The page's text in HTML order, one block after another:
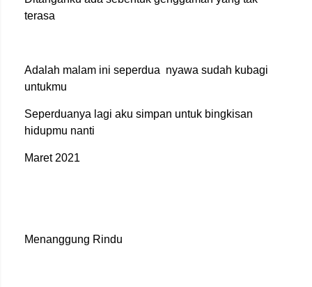
terasa
Adalah malam ini seperdua nyawa sudah kubagi
untukmu
Seperduanya lagi aku simpan untuk bingkisan
hidupmu nanti
Maret 2021
Menanggung Rindu